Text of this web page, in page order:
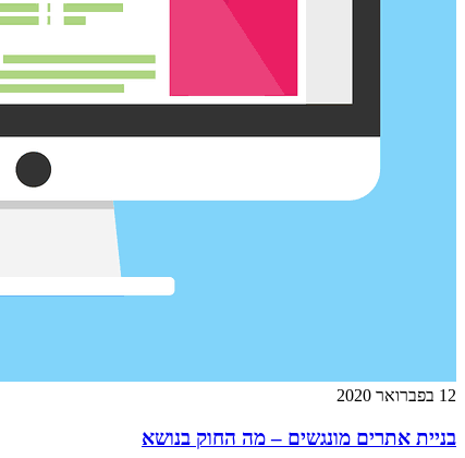
12 בפברואר 2020
בניית אתרים מונגשים – מה החוק בנושא